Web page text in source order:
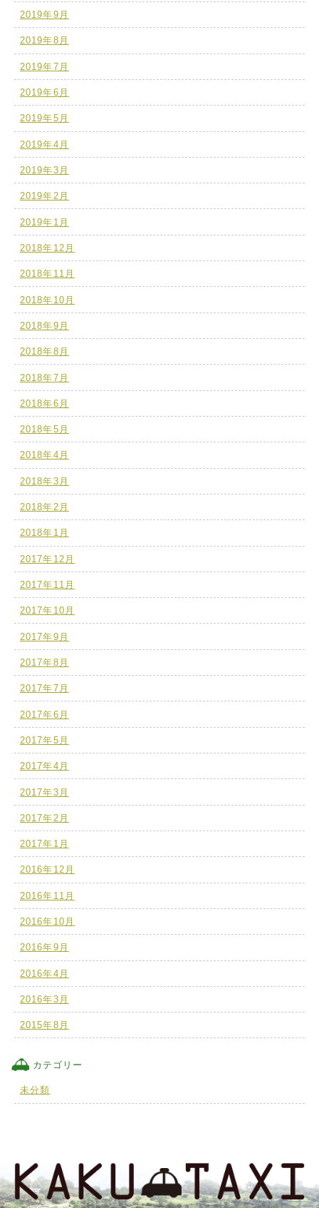
2019年9月
2019年8月
2019年7月
2019年6月
2019年5月
2019年4月
2019年3月
2019年2月
2019年1月
2018年12月
2018年11月
2018年10月
2018年9月
2018年8月
2018年7月
2018年6月
2018年5月
2018年4月
2018年3月
2018年2月
2018年1月
2017年12月
2017年11月
2017年10月
2017年9月
2017年8月
2017年7月
2017年6月
2017年5月
2017年4月
2017年3月
2017年2月
2017年1月
2016年12月
2016年11月
2016年10月
2016年9月
2016年4月
2016年3月
2015年8月
カテゴリー
未分類